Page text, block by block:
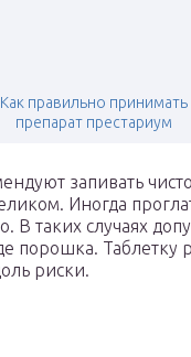
Как правильно принимать
препарат престариум
запивать
Иногда
В таких случаях
порошка. Таблетку
риски.